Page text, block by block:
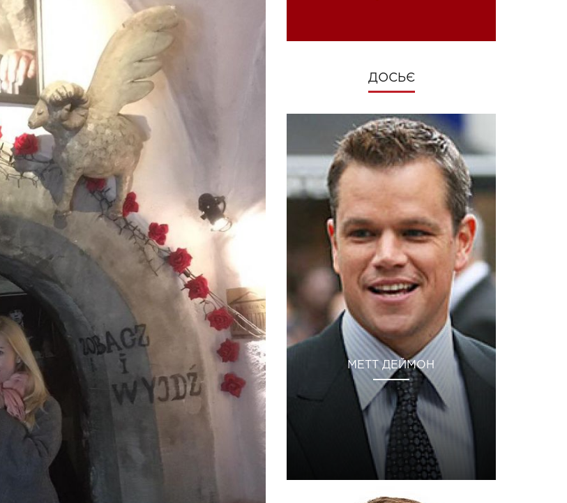
ДОСЬЄ
МЕТТ ДЕЙМОН